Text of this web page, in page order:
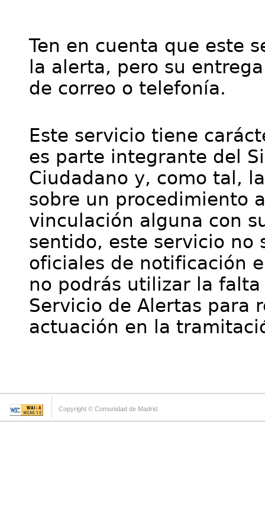
Ten en cuenta que este
la alerta, pero su
de correo o telefonía.
Este servicio tiene
es parte integrante del
Ciudadano y, como tal,
sobre un procedimiento
vinculación alguna con
sentido, este servicio no
oficiales de notificación
no podrás utilizar la
Servicio de Alertas para
actuación en la
Copyright © Comunidad de Madrid.